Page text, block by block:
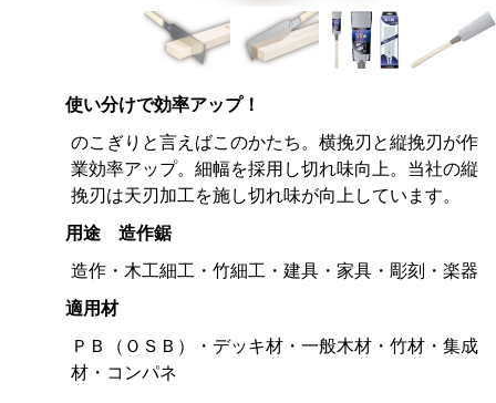
使い分けで効率アップ！
のこぎりと言えばこのかたち。横挽刃と縦挽刃が作
業効率アップ。細幅を採用し切れ味向上。当社の縦
挽刃は天刃加工を施し切れ味が向上しています。
用途 造作鋸
造作・木工細工・竹細工・建具・家具・彫刻・楽器
適用材
ＰＢ（ＯＳＢ）・デッキ材・一般木材・竹材・集成
材・コンパネ